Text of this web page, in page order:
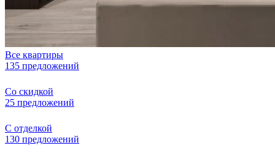
Все квартиры
135 предложений
Со скидкой
25 предложений
С отделкой
130 предложений